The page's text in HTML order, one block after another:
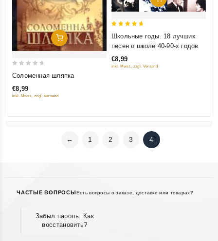
Добавить В Корзину
of
Соломенная шляпка
€8,99
inkl. Mwst., zzgl. Versand
Школьные годы. 18 лучших
песен о школе 40-90-х годов
€8,99
inkl. Mwst., zzgl. Versand
← 1 2 3 4
ЧАСТЫЕ ВОПРОСЫ Есть вопросы о заказе, доставке или товарах?
Забыл пароль. Как
восстановить?